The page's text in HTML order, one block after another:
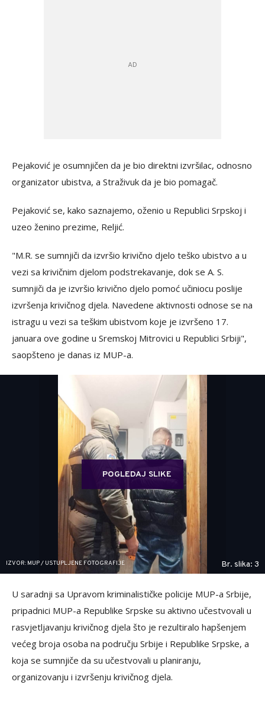
Pejaković je osumnjičen da je bio direktni izvršilac, odnosno
organizator ubistva, a Straživuk da je bio pomagač.
Pejaković se, kako saznajemo, oženio u Republici Srpskoj i
uzeo ženino prezime, Reljić.
"M.R. se sumnjiči da izvršio krivično djelo teško ubistvo a u
vezi sa krivičnim djelom podstrekavanje, dok se A. S.
sumnjiči da je izvršio krivično djelo pomoć učiniocu poslije
izvršenja krivičnog djela. Navedene aktivnosti odnose se na
istragu u vezi sa teškim ubistvom koje je izvršeno 17.
januara ove godine u Sremskoj Mitrovici u Republici Srbiji",
saopšteno je danas iz MUP-a.
POGLEDAJ SLIKE
IZVOR: MUP / USTUPLJENE FOTOGRAFIJE Br. slika: 3
U saradnji sa Upravom kriminalističke policije MUP-a Srbije,
pripadnici MUP-a Republike Srpske su aktivno učestvovali u
rasvjetljavanju krivičnog djela što je rezultiralo hapšenjem
većeg broja osoba na području Srbije i Republike Srpske, a
koja se sumnjiče da su učestvovali u planiranju,
organizovanju i izvršenju krivičnog djela.